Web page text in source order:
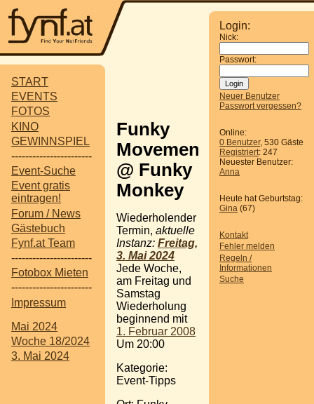
START
EVENTS
FOTOS
KINO
GEWINNSPIEL
-----------------------
Event-Suche
Event gratis
eintragen!
Forum / News
Gästebuch
Fynf.at Team
-----------------------
Fotobox Mieten
-----------------------
Impressum
Mai 2024
Woche 18/2024
3. Mai 2024
Login:
Nick:
Passwort:
Neuer Benutzer
Passwort vergessen?
Online:
0 Benutzer, 530 Gäste
Registriert: 247
Neuester Benutzer:
Anna
Heute hat Geburtstag:
Gina (67)
Kontakt
Fehler melden
Regeln /
Informationen
Suche
Funky
Movement
@ Funky
Monkey
Wiederholender
Termin, aktuelle
Instanz: Freitag,
3. Mai 2024
Jede Woche,
am Freitag und
Samstag
Wiederholung
beginnend mit
1. Februar 2008
Um 20:00
Kategorie:
Event-Tipps